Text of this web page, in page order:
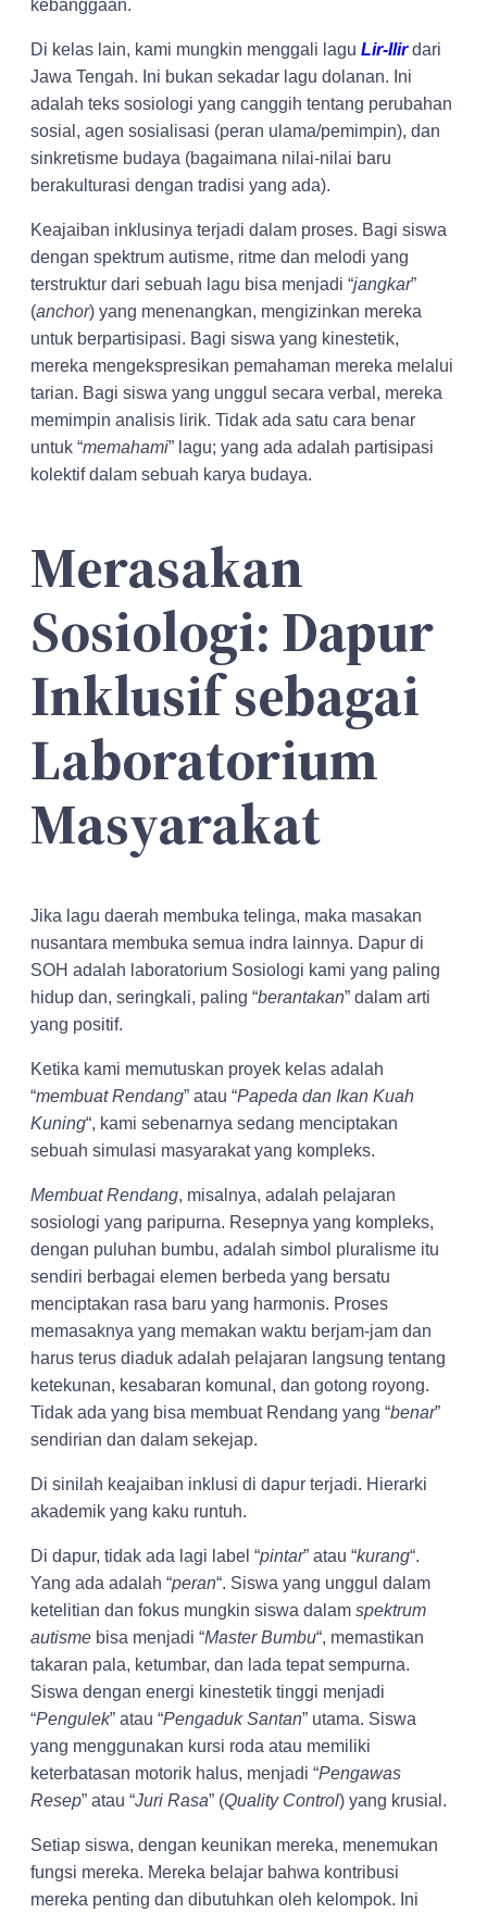
kebanggaan.
Di kelas lain, kami mungkin menggali lagu Lir-Ilirdari
Jawa Tengah. Ini bukan sekadar lagu dolanan. Ini
adalah teks sosiologi yang canggih tentang perubahan
sosial, agen sosialisasi (peran ulama/pemimpin), dan
sinkretisme budaya (bagaimana nilai-nilai baru
berakulturasi dengan tradisi yang ada).
Keajaiban inklusinya terjadi dalam proses. Bagi siswa
dengan spektrum autisme, ritme dan melodi yang
terstruktur dari sebuah lagu bisa menjadi “jangkar”
(anchor) yang menenangkan, mengizinkan mereka
untuk berpartisipasi. Bagi siswa yang kinestetik,
mereka mengekspresikan pemahaman mereka melalui
tarian. Bagi siswa yang unggul secara verbal, mereka
memimpin analisis lirik. Tidak ada satu cara benar
untuk “memahami” lagu; yang ada adalah partisipasi
kolektif dalam sebuah karya budaya.
Merasakan
Sosiologi: Dapur
Inklusif sebagai
Laboratorium
Masyarakat
Jika lagu daerah membuka telinga, maka masakan
nusantara membuka semua indra lainnya. Dapur di
SOH adalah laboratorium Sosiologi kami yang paling
hidup dan, seringkali, paling “berantakan” dalam arti
yang positif.
Ketika kami memutuskan proyek kelas adalah
“membuat Rendang” atau “Papeda dan Ikan Kuah
Kuning“, kami sebenarnya sedang menciptakan
sebuah simulasi masyarakat yang kompleks.
Membuat Rendang, misalnya, adalah pelajaran
sosiologi yang paripurna. Resepnya yang kompleks,
dengan puluhan bumbu, adalah simbol pluralisme itu
sendiri berbagai elemen berbeda yang bersatu
menciptakan rasa baru yang harmonis. Proses
memasaknya yang memakan waktu berjam-jam dan
harus terus diaduk adalah pelajaran langsung tentang
ketekunan, kesabaran komunal, dan gotong royong.
Tidak ada yang bisa membuat Rendang yang “benar”
sendirian dan dalam sekejap.
Di sinilah keajaiban inklusi di dapur terjadi. Hierarki
akademik yang kaku runtuh.
Di dapur, tidak ada lagi label “pintar” atau “kurang“.
Yang ada adalah “peran“. Siswa yang unggul dalam
ketelitian dan fokus mungkin siswa dalam spektrum
autisme bisa menjadi “Master Bumbu“, memastikan
takaran pala, ketumbar, dan lada tepat sempurna.
Siswa dengan energi kinestetik tinggi menjadi
“Pengulek” atau “Pengaduk Santan” utama. Siswa
yang menggunakan kursi roda atau memiliki
keterbatasan motorik halus, menjadi “Pengawas
Resep” atau “Juri Rasa” (Quality Control) yang krusial.
Setiap siswa, dengan keunikan mereka, menemukan
fungsi mereka. Mereka belajar bahwa kontribusi
mereka penting dan dibutuhkan oleh kelompok. Ini